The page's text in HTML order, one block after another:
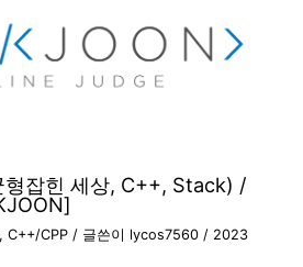
잡힌 세상, C++, Stack) /
C++/CPP/ 글쓴이 lycos7560 / 2023